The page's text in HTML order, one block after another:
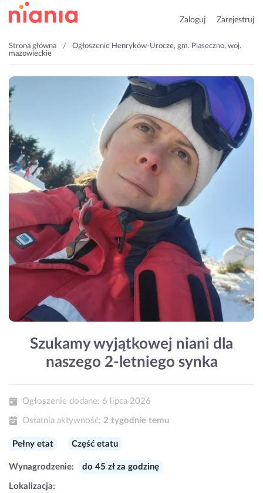
Zaloguj Zarejestruj
Strona główna
Ogłoszenie Henryków-Urocze, gm. Piaseczno, woj.
mazowieckie
Szukamy wyjątkowej niani dla
naszego 2-letniego synka
Ogłoszenie dodane: 6 lipca 2026
Ostatnia aktywność: 2 tygodnie temu
Pełny etat Część etatu
Wynagrodzenie: do 45 zł za godzinę
Lokalizacja: